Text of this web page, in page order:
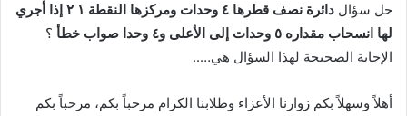
حل سؤال
دائرة نصف قطرها ٤ وحدات ومركزها النقطة ١ ٢ إذا أجري
لها انسحاب مقداره ٥ وحدات إلى الأعلى و٤ وحدا صواب خطأ
؟
الإجابة الصحيحة لهذا السؤال هي…..
أهلاً وسهلاً بكم زوارنا الأعزاء وطلابنا الكرام مرحباً بكم، مرحباً بكم